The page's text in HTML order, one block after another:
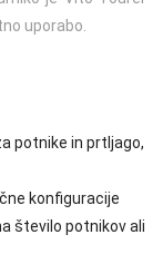
uporabo.
potnike in prtljago,
konfiguracije
število potnikov ali